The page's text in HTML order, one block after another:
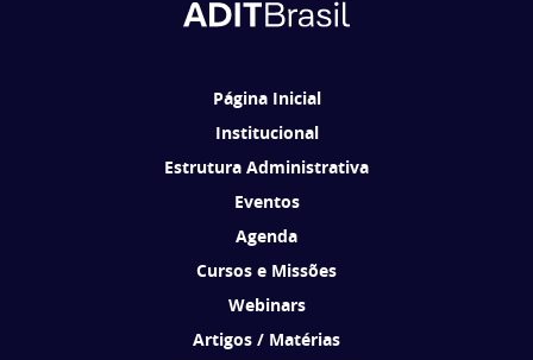
Ao se cadastrar, você concorda em receber comunicações da ADIT
Página Inicial
Institucional
Estrutura Administrativa
Eventos
Agenda
Cursos e Missões
Webinars
Artigos / Matérias